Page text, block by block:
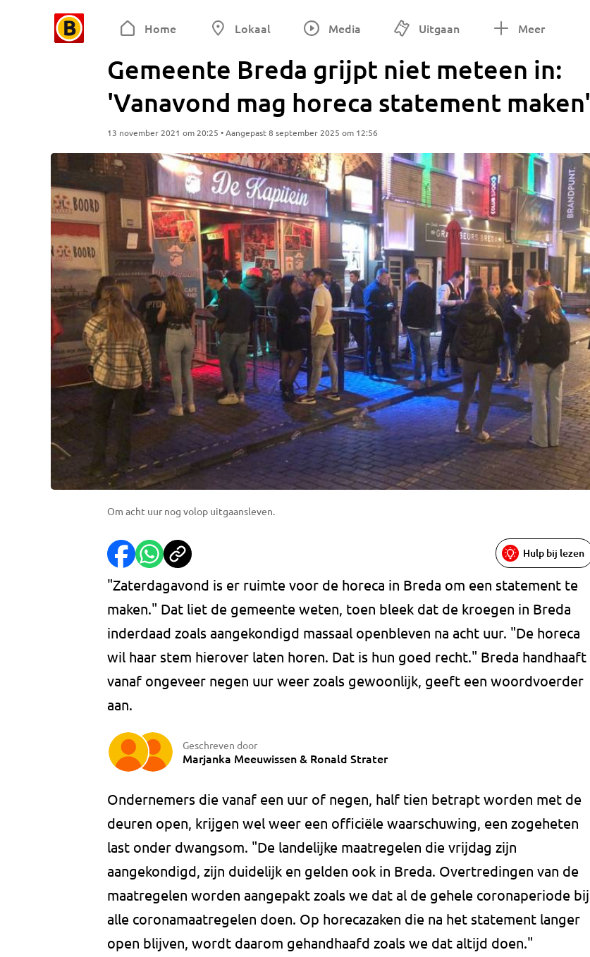
Home Lokaal Media Uitgaan Meer
Gemeente Breda grijpt niet meteen in:
'Vanavond mag horeca statement maken'
13 november 2021 om 20:25 • Aangepast 8 september 2025 om 12:56
Om acht uur nog volop uitgaansleven.
Hulp bij lezen
"Zaterdagavond is er ruimte voor de horeca in Breda om een statement te
maken." Dat liet de gemeente weten, toen bleek dat de kroegen in Breda
inderdaad zoals aangekondigd massaal openbleven na acht uur. "De horeca
wil haar stem hierover laten horen. Dat is hun goed recht." Breda handhaaft
vanaf ongeveer negen uur weer zoals gewoonlijk, geeft een woordvoerder
aan.
Geschreven door
Marjanka Meeuwissen& Ronald Strater
Ondernemers die vanaf een uur of negen, half tien betrapt worden met de
deuren open, krijgen wel weer een officiële waarschuwing, een zogeheten
last onder dwangsom. "De landelijke maatregelen die vrijdag zijn
aangekondigd, zijn duidelijk en gelden ook in Breda. Overtredingen van de
maatregelen worden aangepakt zoals we dat al de gehele coronaperiode bij
alle coronamaatregelen doen. Op horecazaken die na het statement langer
open blijven, wordt daarom gehandhaafd zoals we dat altijd doen."